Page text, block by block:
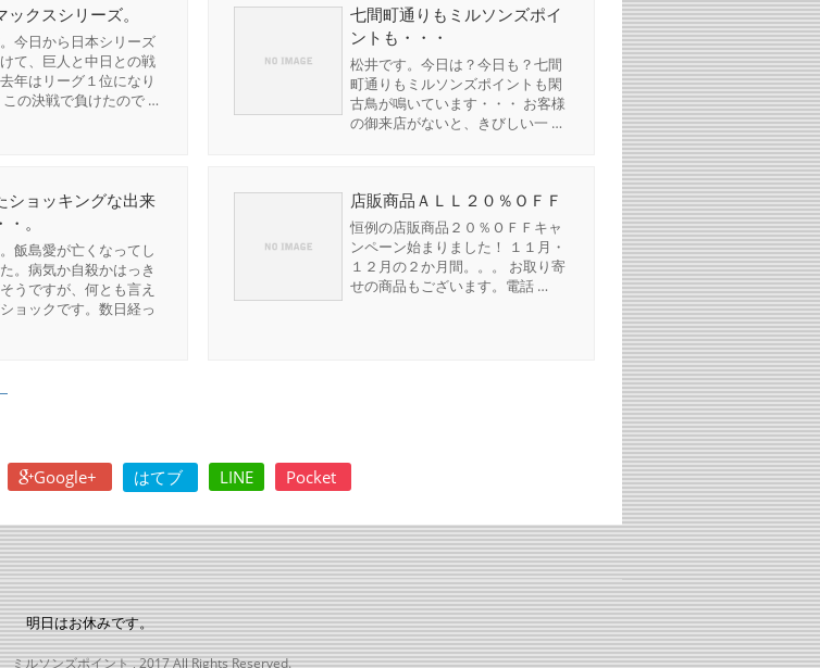
ックスシリーズ。
今日から日本シリーズ
て、巨人と中日との戦
年はリーグ１位になり
この決戦で負けたので …
七間町通りもミルソンズポイ
ントも・・・
松井です。今日は？今日も？七間
町通りもミルソンズポイントも閑
古鳥が鳴いています・・・ お客様
の御来店がないと、きびしい一 …
ショッキングな出来
。
飯島愛が亡くなってし
。病気か自殺かはっき
うですが、何とも言え
ョックです。数日経っ
店販商品ＡＬＬ２０％ＯＦＦ
恒例の店販商品２０％ＯＦＦキャ
ンペーン始まりました！ １１月・
１２月の２か月間。。。 お取り寄
せの商品もございます。電話 …
Google+ はてブ LINE Pocket
明日はお休みです。
ルソンズポイント , 2017 All Rights Reserved.